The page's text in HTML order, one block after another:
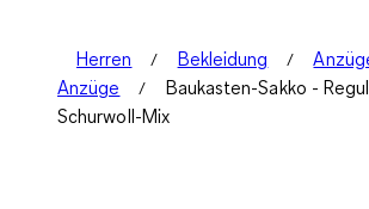
Herren Bekleidung
Anzüge
Baukasten-Sakko -
Schurwoll-Mix